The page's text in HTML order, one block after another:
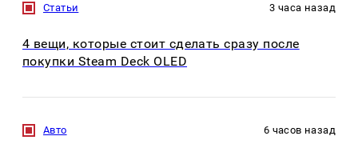
Статьи 3 часа назад
4 вещи, которые стоит сделать сразу после
покупки Steam Deck OLED
Авто 6 часов назад